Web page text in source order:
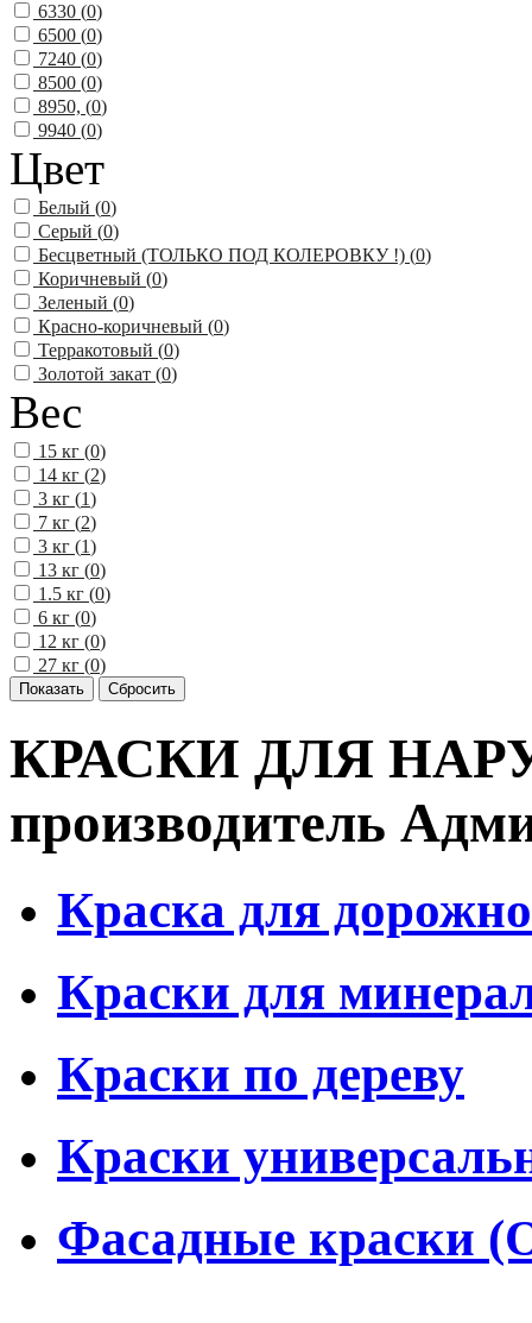
6330 (0)
6500 (0)
7240 (0)
8500 (0)
8950, (0)
9940 (0)
Цвет
Белый (0)
Серый (0)
Бесцветный (ТОЛЬКО ПОД КОЛЕРОВКУ !) (0)
Коричневый (0)
Зеленый (0)
Красно-коричневый (0)
Терракотовый (0)
Золотой закат (0)
Вес
15 кг (0)
14 кг (2)
3 кг (1)
7 кг (2)
3 кг (1)
13 кг (0)
1.5 кг (0)
6 кг (0)
12 кг (0)
27 кг (0)
КРАСКИ ДЛЯ
производитель
Краска для
Краски для
Краски по дереву
Краски
Фасадные краски